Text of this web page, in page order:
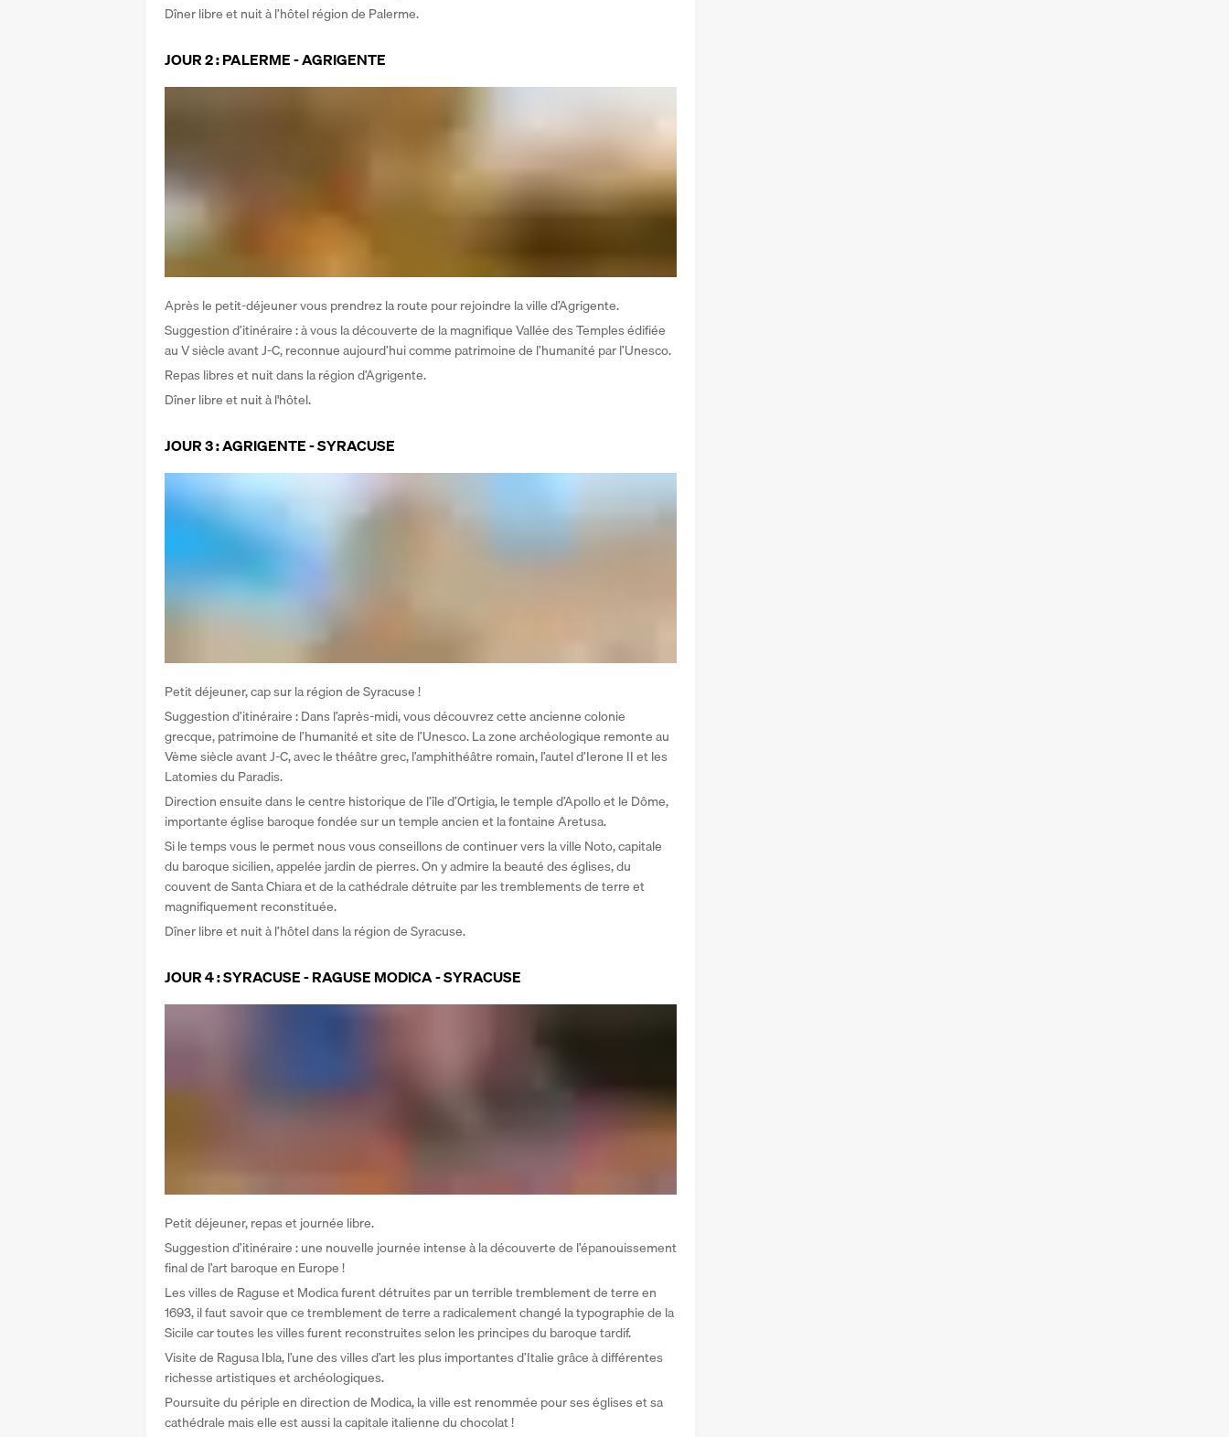
Dîner libre et nuit à l’hôtel région de Palerme.
JOUR 2 : PALERME - AGRIGENTE
Après le petit-déjeuner vous prendrez la route pour rejoindre la ville d’Agrigente.
Suggestion d’itinéraire : à vous la découverte de la magnifique Vallée des Temples édifiée
au V siècle avant J-C, reconnue aujourd’hui comme patrimoine de l’humanité par l’Unesco.
Repas libres et nuit dans la région d’Agrigente.
Dîner libre et nuit à l'hôtel.
JOUR 3 : AGRIGENTE - SYRACUSE
Petit déjeuner, cap sur la région de Syracuse !
Suggestion d’itinéraire : Dans l’après-midi, vous découvrez cette ancienne colonie
grecque, patrimoine de l’humanité et site de l’Unesco. La zone archéologique remonte au
Vème siècle avant J-C, avec le théâtre grec, l’amphithéâtre romain, l’autel d’Ierone II et les
Latomies du Paradis.
Direction ensuite dans le centre historique de l’île d’Ortigia, le temple d’Apollo et le Dôme,
importante église baroque fondée sur un temple ancien et la fontaine Aretusa.
Si le temps vous le permet nous vous conseillons de continuer vers la ville Noto, capitale
du baroque sicilien, appelée jardin de pierres. On y admire la beauté des églises, du
couvent de Santa Chiara et de la cathédrale détruite par les tremblements de terre et
magnifiquement reconstituée.
Dîner libre et nuit à l’hôtel dans la région de Syracuse.
JOUR 4 : SYRACUSE - RAGUSE MODICA - SYRACUSE
Petit déjeuner, repas et journée libre.
Suggestion d’itinéraire : une nouvelle journée intense à la découverte de l’épanouissement
final de l’art baroque en Europe !
Les villes de Raguse et Modica furent détruites par un terrible tremblement de terre en
1693, il faut savoir que ce tremblement de terre a radicalement changé la typographie de la
Sicile car toutes les villes furent reconstruites selon les principes du baroque tardif.
Visite de Ragusa Ibla, l’une des villes d’art les plus importantes d’Italie grâce à différentes
richesse artistiques et archéologiques.
Poursuite du périple en direction de Modica, la ville est renommée pour ses églises et sa
cathédrale mais elle est aussi la capitale italienne du chocolat !